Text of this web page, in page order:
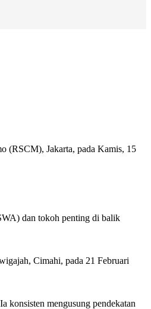
(RSCM), Jakarta, pada Kamis, 15
dan tokoh penting di balik
Cimahi, pada 21 Februari
konsisten mengusung pendekatan